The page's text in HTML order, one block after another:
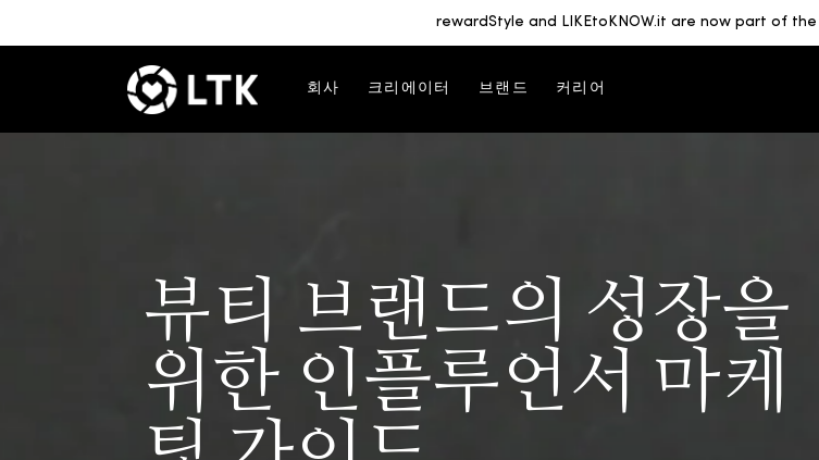
rewardStyle and LIKEtoKNOW.it are now part of the
회사 크리에이터 브랜드 커리어
뷰티 브랜드의 성장을
위한 인플루언서 마케